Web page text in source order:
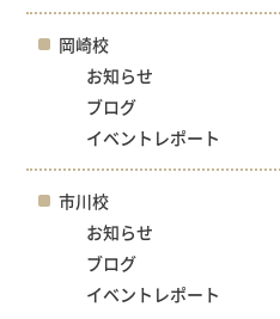
岡崎校
お知らせ
ブログ
イベントレポート
市川校
お知らせ
ブログ
イベントレポート